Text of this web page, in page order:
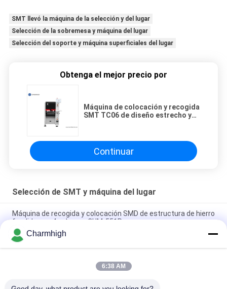
SMT llevó la máquina de la selección y del lugar
Selección de la sobremesa y máquina del lugar
Selección del soporte y máquina superficiales del lugar
Obtenga el mejor precio por
Máquina de colocación y recogida
SMT TC06 de diseño estrecho y
Continuar
Selección de SMT y máquina del lugar
Máquina de recogida y colocación SMD de estructura de hierro
fundido con 4 cabezas CHM-551P
Máquina de colocación y recogida SMT TC06 de diseño
estrecho y alta precisión, 6 cabezales, compatible con 01005
La máquina de montaje de chips SMT para fabricación de
Charmhigh
6:38 AM